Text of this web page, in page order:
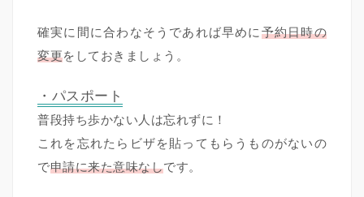
確実に間に合わなそうであれば早めに 予約日時の
変更をしておきましょう。
・パスポート
普段持ち歩かない人は忘れずに！
これを忘れたらビザを貼ってもらうものがないの
で申請に来た意味なしです。